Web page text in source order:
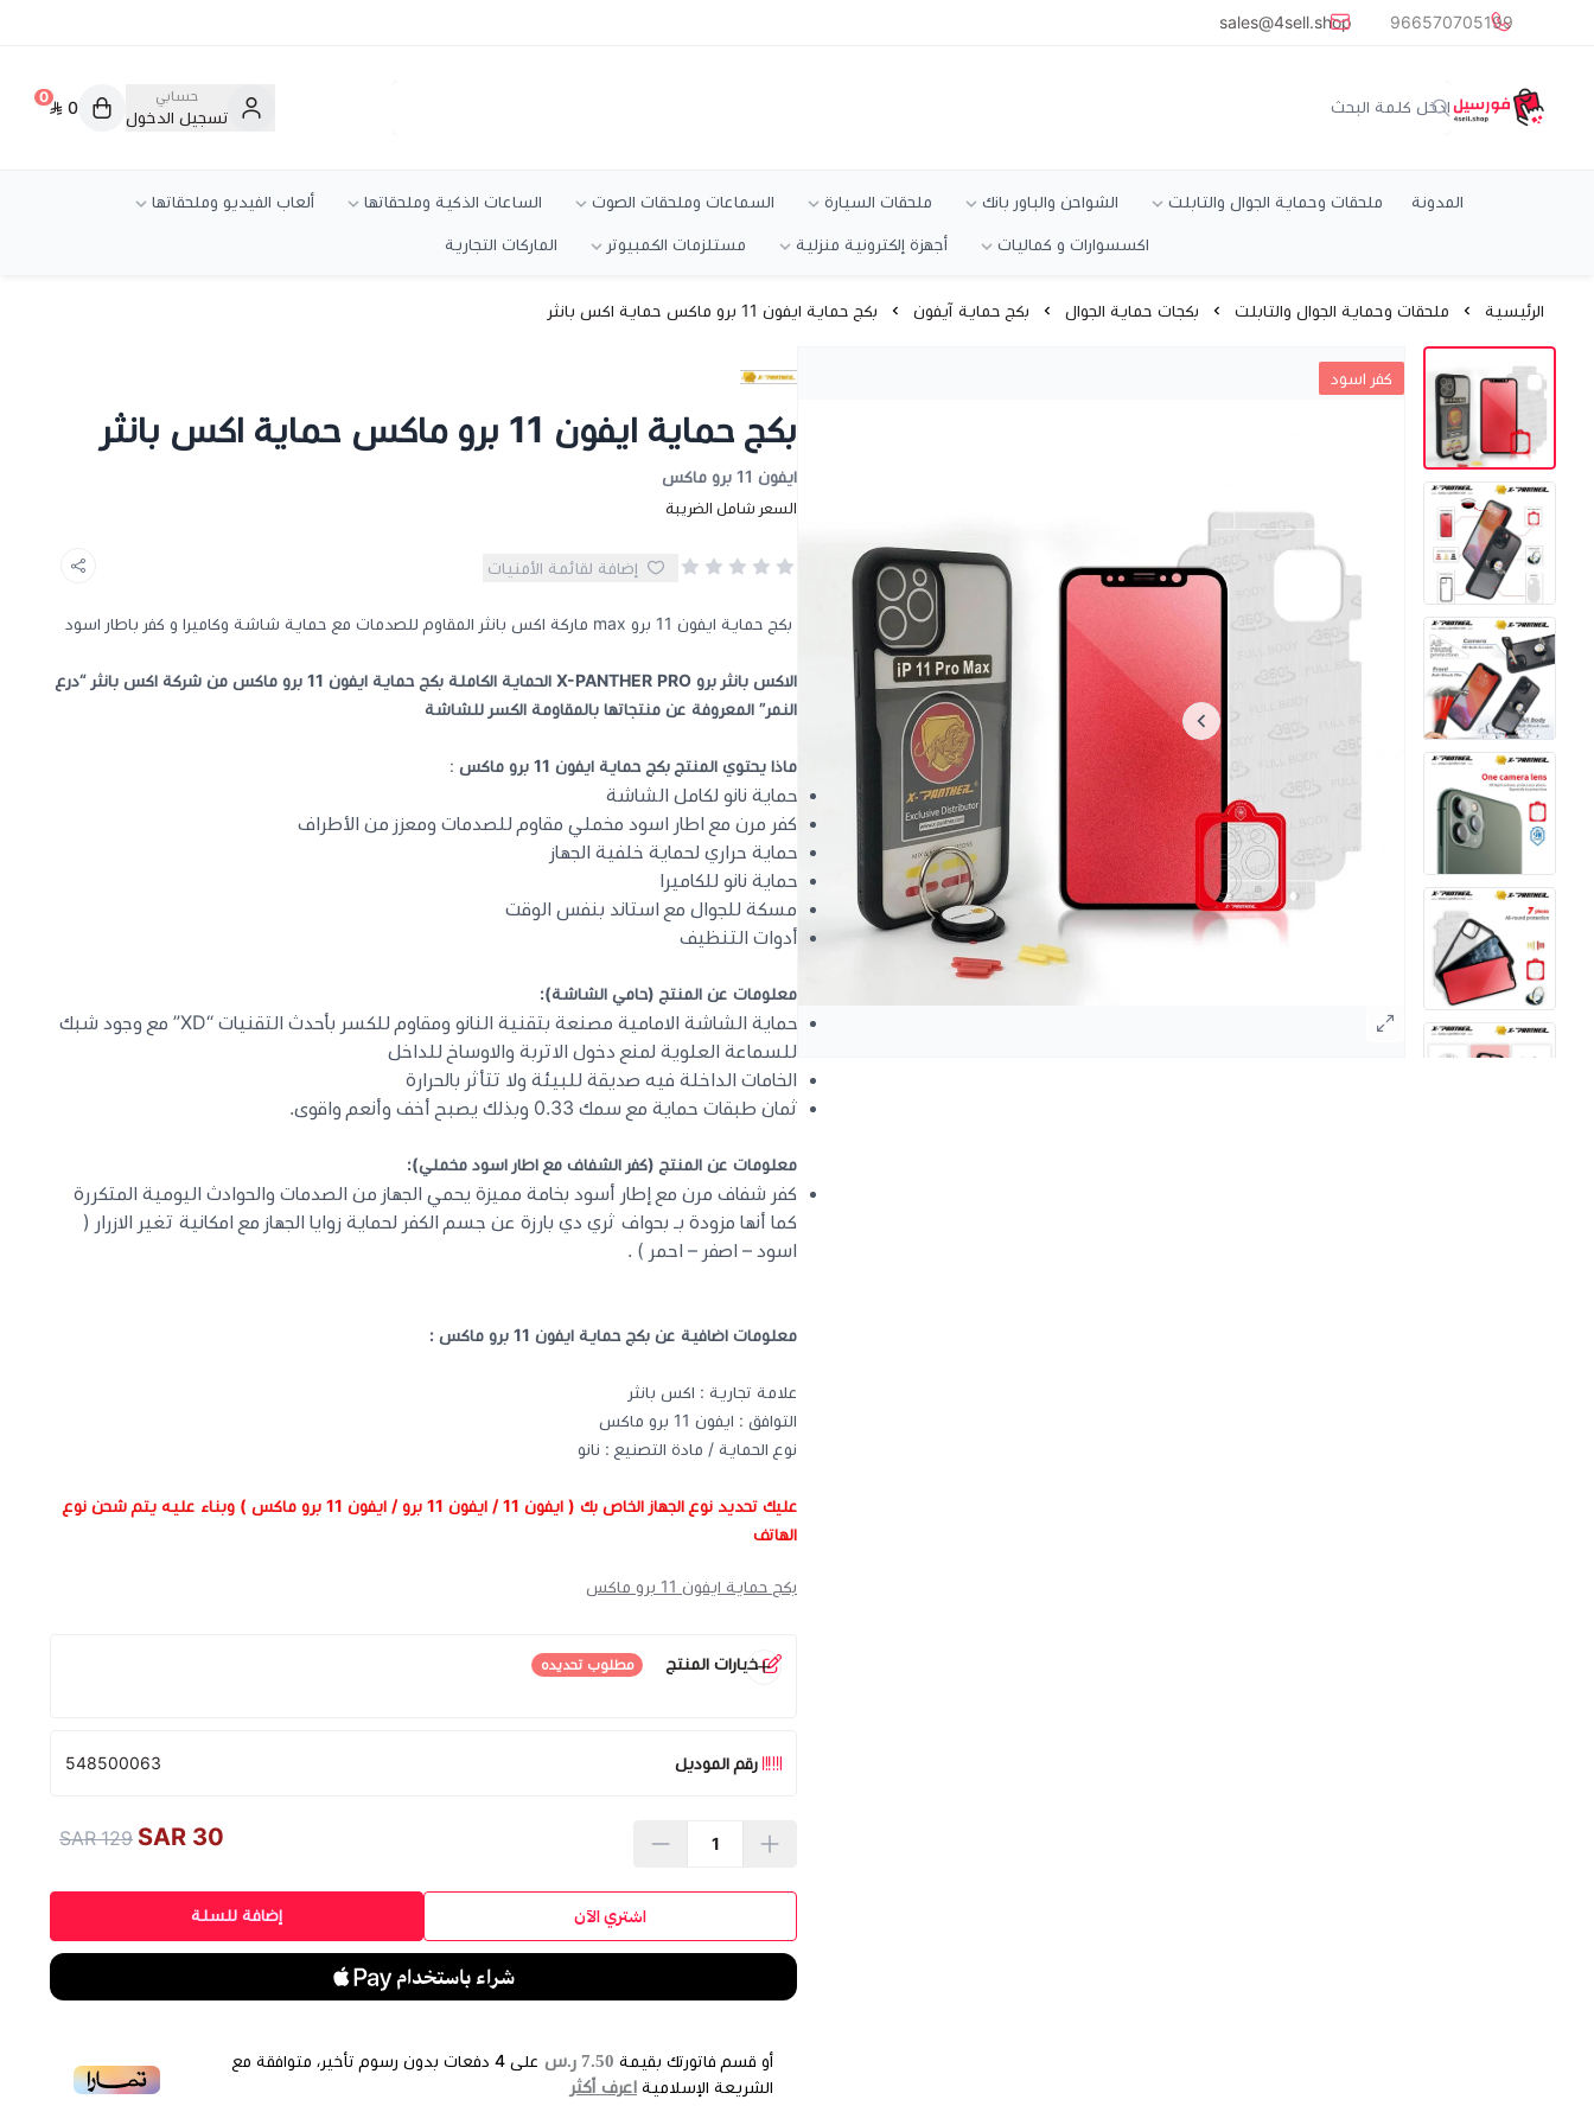
common.titles.skip_to_main_content
966570705199
sales@4sell.shop
متجر فورسيل
حسابي
تسجيل الدخول
0
0
المدونة ملحقات وحماية الجوال والتابلت الشواحن والباور بانك ملحقات السيارة السماعات وملحقات الصوت الساعات الذكية وملحقاتها ألعاب الفيديو وملحقاتها
اكسسوارات و كماليات أجهزة إلكترونية منزلية مستلزمات الكمبيوتر الماركات التجارية
الرئيسية ملحقات وحماية الجوال والتابلت بكجات حماية الجوال بكج حماية آيفون بكج حماية ايفون 11 برو ماكس حماية اكس بانثر
كفر اسود
بكج حماية ايفون 11 برو ماكس حماية اكس بانثر
ايفون 11 برو ماكس
السعر شامل الضريبة
إضافة لقائمة الأمنيات
بكج حماية ايفون 11 برو max ماركة اكس بانثر المقاوم للصدمات مع حماية شاشة وكاميرا و كفر باطار اسود
الاكس بانثر برو X-PANTHER PRO الحماية الكاملة بكج حماية ايفون 11 برو ماكس
من شركة اكس بانثر “درع
النمر” المعروفة عن منتجاتها بالمقاومة الكسر للشاشة
ماذا يحتوي المنتج بكج حماية ايفون 11 برو ماكس :
حماية نانو لكامل الشاشة
كفر مرن مع اطار اسود مخملي مقاوم للصدمات ومعزز من الأطراف
حماية حراري لحماية خلفية الجهاز
حماية نانو للكاميرا
مسكة للجوال مع استاند بنفس الوقت
أدوات التنظيف
معلومات عن المنتج (حامي الشاشة):
حماية الشاشة الامامية مصنعة بتقنية النانو ومقاوم للكسر بأحدث التقنيات “XD” مع وجود شبك
للسماعة العلوية لمنع دخول الاتربة والاوساخ للداخل
الخامات الداخلة فيه صديقة للبيئة ولا تتأثر بالحرارة
ثمان طبقات حماية مع سمك 0.33 وبذلك يصبح أخف وأنعم واقوى.
معلومات عن المنتج (كفر الشفاف مع اطار اسود مخملي):
كفر شفاف مرن مع إطار أسود بخامة مميزة يحمي الجهاز من الصدمات والحوادث اليومية المتكررة
كما أنها مزودة بـ بحواف ثري دي بارزة عن جسم الكفر لحماية زوايا الجهاز مع امكانية تغير الازرار (
اسود – اصفر – احمر ) .
معلومات اضافية عن بكج حماية ايفون 11 برو ماكس :
علامة تجارية : اكس بانثر
التوافق : ايفون 11 برو ماكس
نوع الحماية / مادة التصنيع : نانو
عليك تحديد نوع الجهاز الخاص بك ( ايفون 11 / ايفون 11 برو / ايفون 11 برو ماكس ) وبناء عليه يتم شحن نوع
الهاتف
بكج حماية ايفون 11 برو ماكس
خيارات المنتج مطلوب تحديده
رقم الموديل 548500063
30 SAR
129 SAR
إضافة للسلة اشتري الآن
أو قسم فاتورتك بقيمة 7.50 ر.س على 4 دفعات بدون رسوم تأخير، متوافقة مع
الشريعة الإسلامية اعرف أكثر